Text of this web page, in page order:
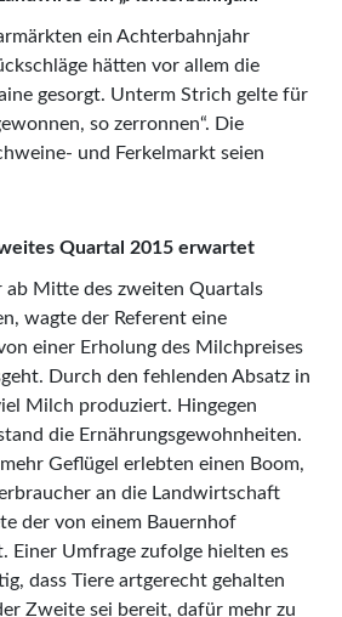
ein Achterbahnjahr
hätten vor allem die
gesorgt. Unterm Strich gelte für
so zerronnen“. Die
und Ferkelmarkt seien
Quartal 2015 erwartet
ab Mitte des zweiten Quartals
wagte der Referent eine
einer Erholung des Milchpreises
Durch den fehlenden Absatz in
Milch produziert. Hingegen
die Ernährungsgewohnheiten.
Geflügel erlebten einen Boom,
an die Landwirtschaft
der von einem Bauernhof
Einer Umfrage zufolge hielten es
dass Tiere artgerecht gehalten
Zweite sei bereit, dafür mehr zu